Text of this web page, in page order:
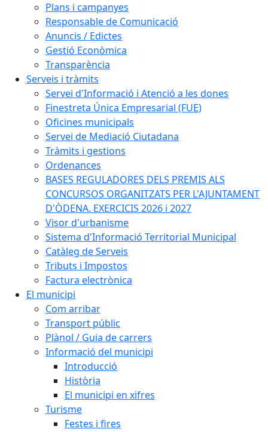
Plans i campanyes
Responsable de Comunicació
Anuncis / Edictes
Gestió Econòmica
Transparència
Serveis i tràmits
Servei d'Informació i Atenció a les dones
Finestreta Única Empresarial (FUE)
Oficines municipals
Servei de Mediació Ciutadana
Tràmits i gestions
Ordenances
BASES REGULADORES DELS PREMIS ALS
CONCURSOS ORGANITZATS PER L'AJUNTAMENT
D'ÒDENA. EXERCICIS 2026 i 2027
Visor d'urbanisme
Sistema d'Informació Territorial Municipal
Catàleg de Serveis
Tributs i Impostos
Factura electrònica
El municipi
Com arribar
Transport públic
Plànol / Guia de carrers
Informació del municipi
Introducció
Història
El municipi en xifres
Turisme
Festes i fires